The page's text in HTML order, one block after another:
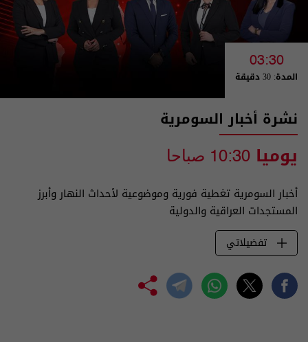
03:30
المدة: 30 دقيقة
نشرة أخبار السومرية
يوميا 10:30 صباحا
أخبار السومرية تغطية فورية وموضوعية لأحداث النهار وأبرز
المستجدات العراقية والدولية
تفضيلاتي